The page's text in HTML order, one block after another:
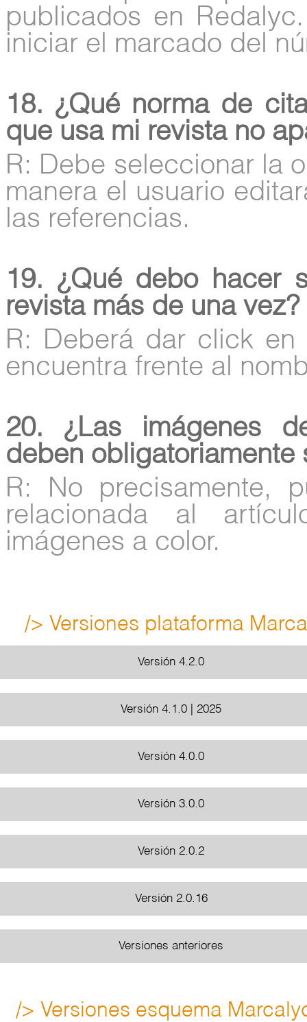
publicados en
iniciar el marcado del
18. ¿Qué norma de
que usa mi revista no
R: Debe seleccionar la
manera el usuario
las referencias.
19. ¿Qué debo hacer
revista más de una vez?
R: Deberá dar click
encuentra frente al
20. ¿Las imágenes
deben obligatoriamente
R: No precisamente,
relacionada al
imágenes a color.
/> Versiones plataforma
Versión 4.2.0
Versión 4.1.0 | 2025
Versión 4.0.0
Versión 3.0.0
Versión 2.0.2
Versión 2.0.16
Versiones anteriores
/> Versiones esquema